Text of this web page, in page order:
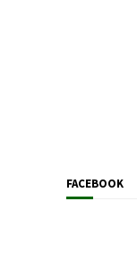
FACEBOOK